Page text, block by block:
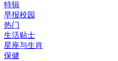
特辑
早报校园
热门
生活贴士
星座与生肖
保健